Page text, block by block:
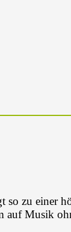
zu einer
auf Musik